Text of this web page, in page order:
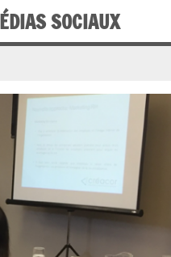
SOCIAUX